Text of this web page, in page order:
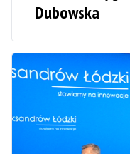
Dubowska